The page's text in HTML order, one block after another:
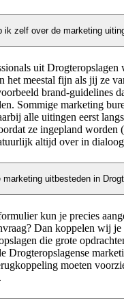
ik zelf over de marketing
uit Drogteropslagen
het meestal fijn als jij ze
brand-guidelines
Sommige marketing
alle uitingen eerst
ze ingepland worden
altijd over in
uitbesteden in
kun je precies
Dan koppelen wij je
die grote
Drogteropslagense
moeten